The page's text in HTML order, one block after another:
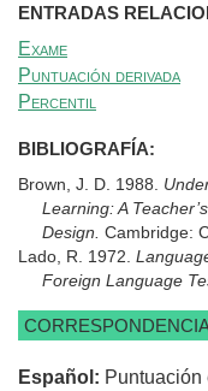
ENTRADAS
Exame
Puntuación derivada
Percentil
BIBLIOGRAFÍA:
Brown, J. D. 1988.
Learning: A
Design. Cambridge:
Lado, R. 1972.
Foreign Language
Español: Puntuación